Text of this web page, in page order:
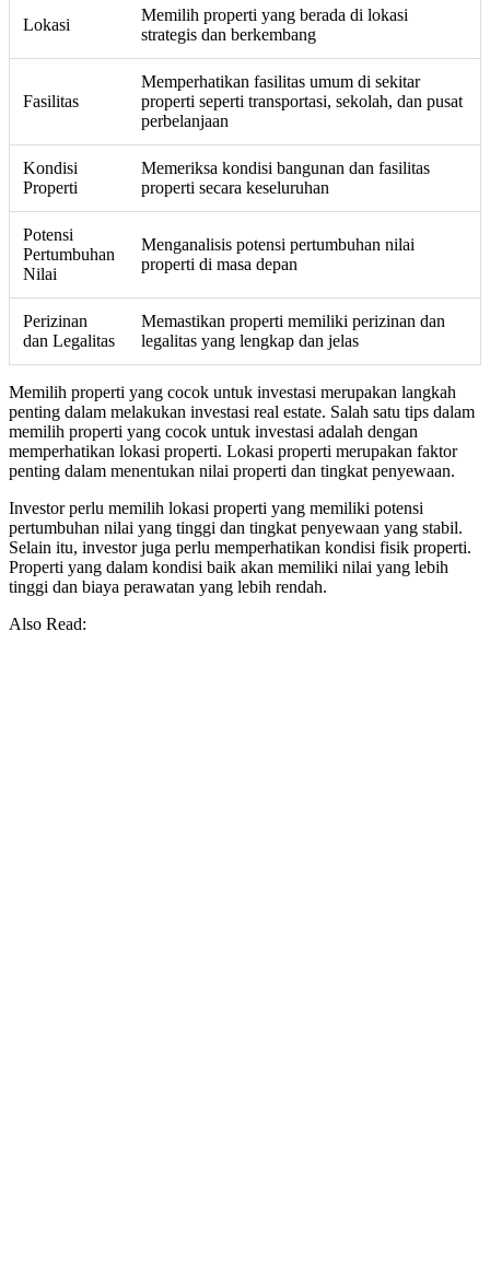
Lokasi
Memilih properti yang berada di lokasi
strategis dan berkembang
Fasilitas
Memperhatikan fasilitas umum di sekitar
properti seperti transportasi, sekolah, dan pusat
perbelanjaan
Kondisi
Properti
Memeriksa kondisi bangunan dan fasilitas
properti secara keseluruhan
Potensi
Pertumbuhan
Nilai
Menganalisis potensi pertumbuhan nilai
properti di masa depan
Perizinan
dan Legalitas
Memastikan properti memiliki perizinan dan
legalitas yang lengkap dan jelas
Memilih properti yang cocok untuk investasi merupakan langkah
penting dalam melakukan investasi real estate. Salah satu tips dalam
memilih properti yang cocok untuk investasi adalah dengan
memperhatikan lokasi properti. Lokasi properti merupakan faktor
penting dalam menentukan nilai properti dan tingkat penyewaan.
Investor perlu memilih lokasi properti yang memiliki potensi
pertumbuhan nilai yang tinggi dan tingkat penyewaan yang stabil.
Selain itu, investor juga perlu memperhatikan kondisi fisik properti.
Properti yang dalam kondisi baik akan memiliki nilai yang lebih
tinggi dan biaya perawatan yang lebih rendah.
Also Read: